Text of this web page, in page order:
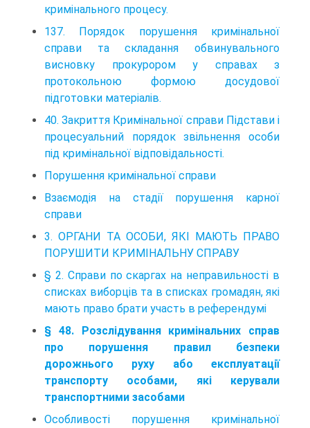
кримінального процесу.
137. Порядок порушення кримінальної
справи та складання обвинувального
висновку прокурором у справах з
протокольною формою досудової
підготовки матеріалів.
40. Закриття Кримінальної справи Підстави і
процесуальний порядок звільнення особи
під кримінальної відповідальності.
Порушення кримінальної справи
Взаємодія на стадії порушення карної
справи
3. ОРГАНИ ТА ОСОБИ, ЯКІ МАЮТЬ ПРАВО
ПОРУШИТИ КРИМІНАЛЬНУ СПРАВУ
§ 2. Справи по скаргах на неправильності в
списках виборців та в списках громадян, які
мають право брати участь в референдумі
§ 48. Розслідування кримінальних справ
про порушення правил безпеки
дорожнього руху або експлуатації
транспорту особами, які керували
транспортними засобами
Особливості порушення кримінальної